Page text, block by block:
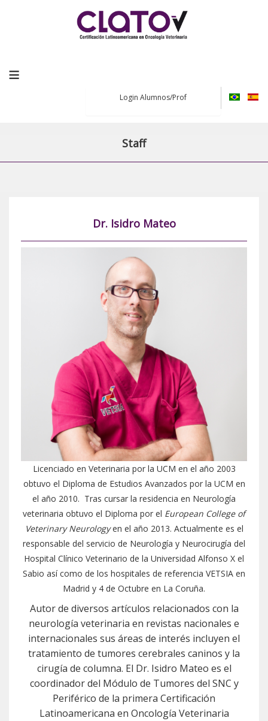
≡
Login Alumnos/Prof
Staff
Dr. Isidro Mateo
Licenciado en Veterinaria por la UCM en el año 2003
obtuvo el Diploma de Estudios Avanzados por la UCM en
el año 2010. Tras cursar la residencia en Neurología
veterinaria obtuvo el Diploma por el European College of
Veterinary Neurologyen el año 2013. Actualmente es el
responsable del servicio de Neurología y Neurocirugía del
Hospital Clínico Veterinario de la Universidad Alfonso X el
Sabio así como de los hospitales de referencia VETSIA en
Madrid y 4 de Octubre en La Coruña.
Autor de diversos artículos relacionados con la
neurología veterinaria en revistas nacionales e
internacionales sus áreas de interés incluyen el
tratamiento de tumores cerebrales caninos y la
cirugía de columna. El Dr. Isidro Mateo es el
coordinador del Módulo de Tumores del SNC y
Periférico de la primera Certificación
Latinoamericana en Oncología Veterinaria